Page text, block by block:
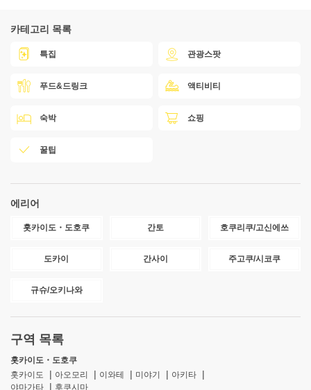
카테고리 목록
특집 관광스팟
푸드&드링크 액티비티
숙박 쇼핑
꿀팁
에리어
홋카이도・도호쿠 간토 호쿠리쿠/고신에쓰
도카이 간사이 주고쿠/시코쿠
규슈/오키나와
구역 목록
홋카이도・도호쿠
홋카이도
아오모리 이와테 미야기
아키타
야마가타
후쿠시마